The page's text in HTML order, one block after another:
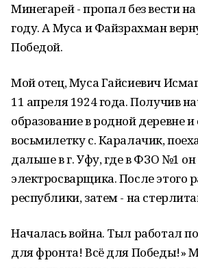
Минегарей - пропал без вести
году. А Муса и Файзрахман
Победой.
Мой отец, Муса Гайсиевич
11 апреля 1924 года. Получив
образование в родной деревне
восьмилетку с. Каралачик,
дальше в г. Уфу, где в ФЗО №1
электросварщика. После этого
республики, затем - на
Началась война. Тыл работал
для фронта! Всё для Победы!»